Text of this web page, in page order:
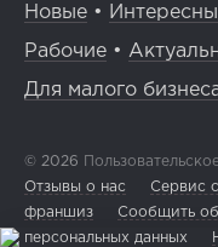
Новые •
Рабочие •
Для малого
© 2026
Отзывы о нас
Сервис
франшиз
Сообщить
персональных данных